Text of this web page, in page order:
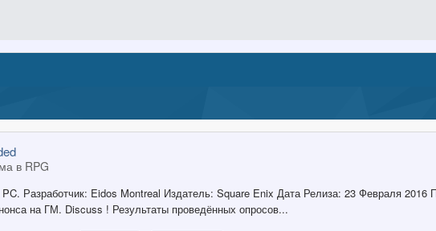
в RPG
Разработчик: Eidos Montreal Издатель: Square Enix Дата Релиза: 23 Февраля
на ГМ. Discuss ! Результаты проведённых опросов...